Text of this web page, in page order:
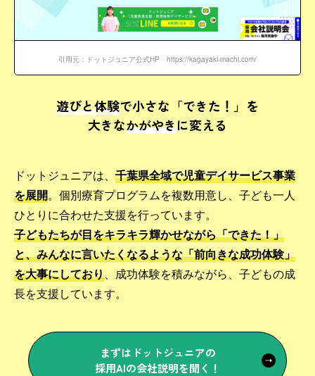
引用元：ドットジュニア公式HP https://kagayaki-machi.com/
遊びと体験で小さな「できた！」を
大きなかがやきに変える
ドットジュニアは、 千葉県全域で児童デイサービス事業
を展開。個別療育プログラムを複数用意し、子ども一人
ひとりに合わせた支援を行っています。
子どもたちが目をキラキラ輝かせながら「できた！」
と、みんなに言いたくなるような「前向きな成功体験」
を大事にしており、成功体験を積みながら、子どもの成
長を支援しています。
まずはドットジュニアの
採用AIの会社説明を聞く！